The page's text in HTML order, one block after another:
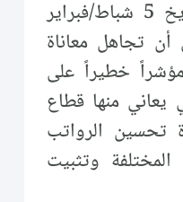
المناطق السورية" (بتاريخ 5 شباط/فبراير
أن تجاهل معاناة
مؤشراً خطيراً على
يعاني منها قطاع
تحسين الرواتب
وتثبيت